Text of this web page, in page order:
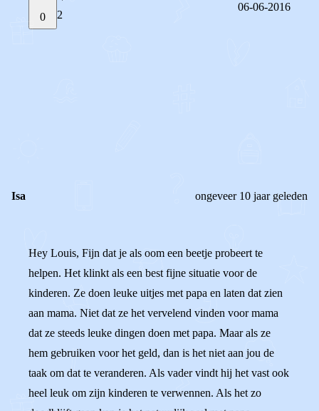
0 2
06-06-2016
Isa ongeveer 10 jaar geleden
Hey Louis, Fijn dat je als oom een beetje probeert te
helpen. Het klinkt als een best fijne situatie voor de
kinderen. Ze doen leuke uitjes met papa en laten dat zien
aan mama. Niet dat ze het vervelend vinden voor mama
dat ze steeds leuke dingen doen met papa. Maar als ze
hem gebruiken voor het geld, dan is het niet aan jou de
taak om dat te veranderen. Als vader vindt hij het vast ook
heel leuk om zijn kinderen te verwennen. Als het zo